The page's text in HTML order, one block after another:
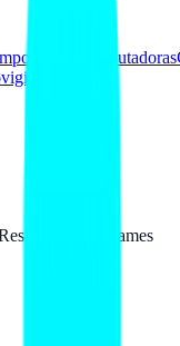
Computadoras
a Derrames